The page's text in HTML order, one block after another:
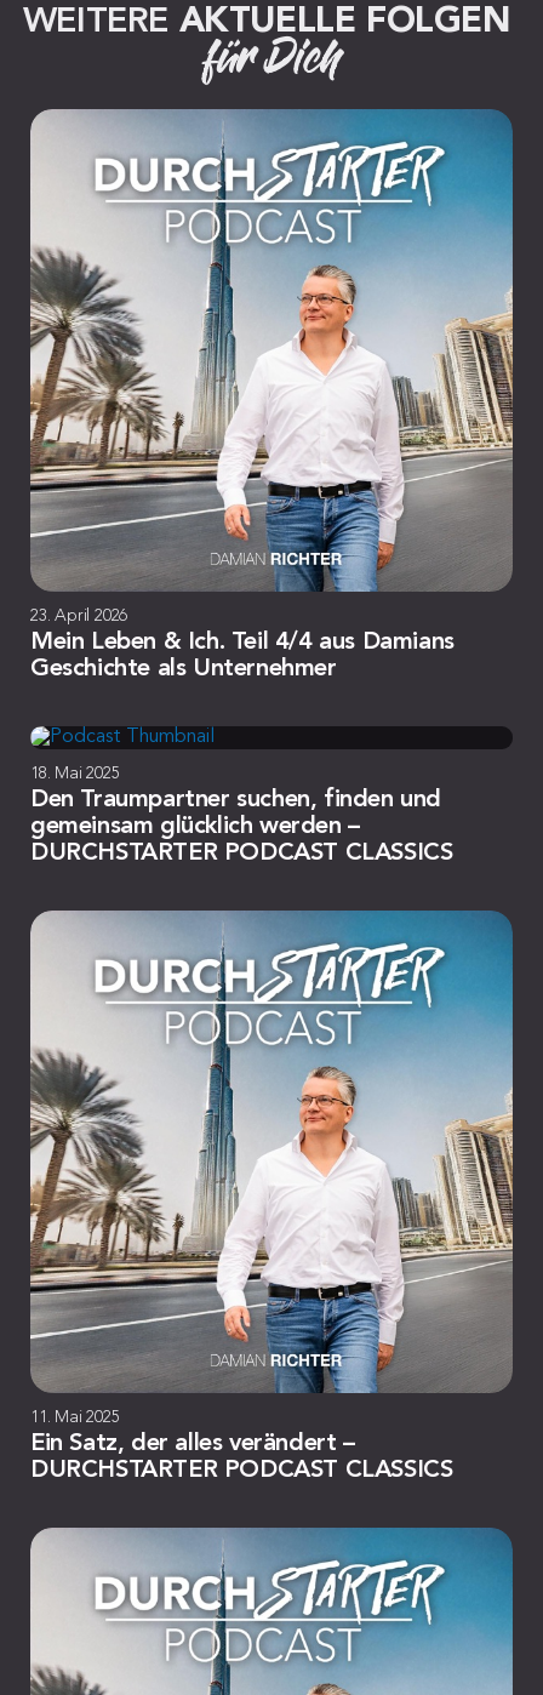
WEITERE AKTUELLE FOLGEN
für Dich
23. April 2026
Mein Leben & Ich. Teil 4/4 aus Damians
Geschichte als Unternehmer
18. Mai 2025
Den Traumpartner suchen, finden und
gemeinsam glücklich werden –
DURCHSTARTER PODCAST CLASSICS
11. Mai 2025
Ein Satz, der alles verändert –
DURCHSTARTER PODCAST CLASSICS